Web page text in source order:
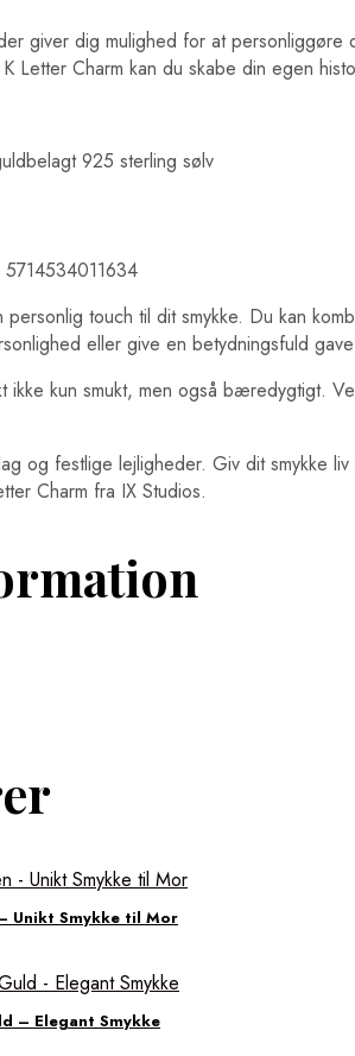
giver dig mulighed for at
Letter Charm kan du skabe din egen
925 sterling sølv
touch til dit smykke. Du kan
eller give en betydningsfuld
ikke kun smukt, men også bæredygtigt.
og festlige lejligheder. Giv dit smykke
Charm fra IX Studios.
Unikt Smykke til Mor
– Elegant Smykke